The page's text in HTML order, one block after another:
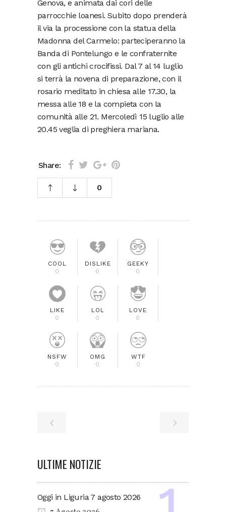
Genova, e animata dai cori delle
parrocchie loanesi. Subito dopo prenderà
il via la processione con la statua della
Madonna del Carmelo: parteciperanno la
Banda di Pontelungo e le confraternite
con gli antichi crocifissi. Dal 7 al 14 luglio
si terrà la novena di preparazione, con il
rosario meditato in chiesa alle 17.30, la
messa alle 18 e la compieta con la
comunità alle 21. Mercoledì 15 luglio alle
20.45 veglia di preghiera mariana.
Share:
0
COOL
0
DISLIKE
0
GEEKY
0
LIKE
0
LOL
0
LOVE
0
NSFW
0
OMG
0
WTF
0
ULTIME NOTIZIE
Oggi in Liguria 7 agosto 2026